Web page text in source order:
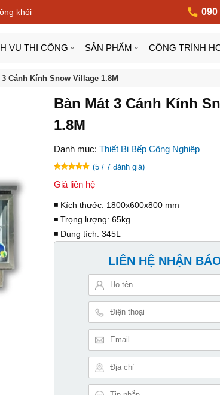
khói 090
VỤ THI CÔNG SẢN PHẨM CÔNG TRÌNH
3 Cánh Kính Snow Village 1.8M
Bàn Mát 3 Cánh Kính
1.8M
Danh mục: Thiết Bị Bếp Công Nghiệp
(5 / 7 đánh giá)
Giá liên hệ
◾️ Kích thước: 1800x600x800 mm
◾️ Trọng lượng: 65kg
◾️ Dung tích: 345L
LIÊN HỆ NHẬN